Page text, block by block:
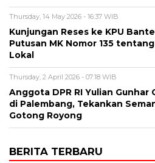
Thursday, 14 May 2026 - 16:37 WIB
Kunjungan Reses ke KPU
Putusan MK Nomor 135
Lokal
Thursday, 2 April 2026 - 07:18 WIB
Anggota DPR RI Yulian Gunhar
di Palembang, Tekankan
Gotong Royong
BERITA TERBARU